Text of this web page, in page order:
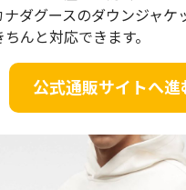
ナダグースのダウンジャケ
んと対応できます。
公式通販サイトへ進